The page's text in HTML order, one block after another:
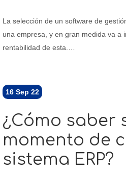
La selección de un software de
una empresa, y en gran medida va a
rentabilidad de esta.…
16 Sep 22
¿Cómo saber
momento de
sistema ERP?